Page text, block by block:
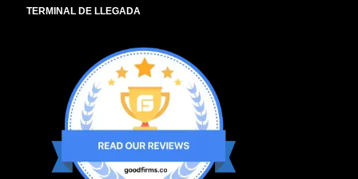
TERMINAL DE LLEGADA